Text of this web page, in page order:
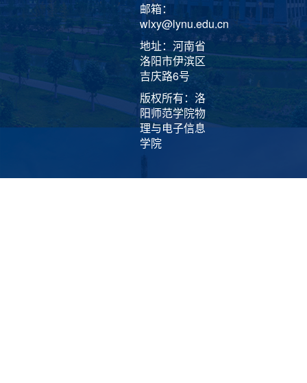
邮箱：
wlxy@lynu.edu.cn
地址：河南省
洛阳市伊滨区
吉庆路6号
版权所有：洛
阳师范学院物
理与电子信息
学院